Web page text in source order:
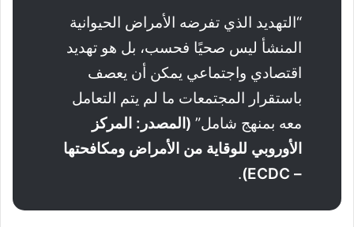
“التهديد الذي تفرضه الأمراض الحيوانية
المنشأ ليس صحيًا فحسب، بل هو تهديد
اقتصادي واجتماعي يمكن أن يعصف
باستقرار المجتمعات ما لم يتم التعامل
معه بمنهج شامل” (المصدر: المركز
الأوروبي للوقاية من الأمراض ومكافحتها
– ECDC)
.